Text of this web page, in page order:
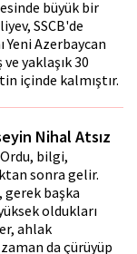
büyük bir
SSCB'de
Yeni Azerbaycan
yaklaşık 30
içinde kalmıştır.
Nihal Atsız
bilgi,
sonra gelir.
başka
oldukları
ahlak
da çürüyüp